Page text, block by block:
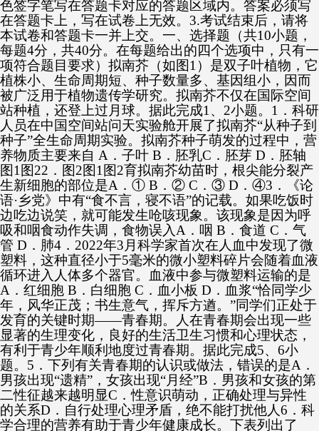
色签字笔写在答题卡对应的答题区域内。答案必须写
在答题卡上，写在试卷上无效。3.考试结束后，请将
本试卷和答题卡一并上交。一、选择题（共10小题，
每题4分，共40分。在每题给出的四个选项中，只有一
项符合题目要求）拟南芥（如图1）是双子叶植物，它
植株小、生命周期短、种子数量多、基因组小，因而
被广泛用于植物遗传学研究。拟南芥不仅在国际空间
站种植，还登上过月球。据此完成1、2小题。1．科研
人员在中国空间站问天实验舱开展了拟南芥“从种子到
种子”全生命周期实验。拟南芥种子萌发的过程中，营
养物质主要来自 A．子叶 B．胚乳C．胚芽 D．胚轴
图1图22．图2图1图2育拟南芥幼苗时，根尖能分裂产
生新细胞的部位是A．① B．② C．③ D．④3．《论
语·乡党》中有“食不言，寝不语”的记载。如果吃饭时
边吃边说笑，就可能发生呛咳现象。该现象是因为呼
吸和咽食动作失调，食物误入A．咽 B．食道 C．气
管 D．肺4．2022年3月科学家首次在人血中发现了微
塑料，这种直径小于5毫米的微小塑料碎片会随着血液
循环进入人体多个器官。血液中参与微塑料运输的是
A．红细胞 B．白细胞 C．血小板 D．血浆“恰同学少
年，风华正茂；书生意气，挥斥方遒。”同学们正处于
发育的关键时期——青春期。人在青春期会出现一些
显著的生理变化，良好的生活卫生习惯和心理状态，
有利于青少年顺利地度过青春期。据此完成5、6小
题。5．下列有关青春期的认识或做法，错误的是A．
男孩出现“遗精”，女孩出现“月经”B．男孩和女孩的第
二性征越来越明显C．性意识萌动，正确处理与异性
的关系D．自行处理心理矛盾，绝不能打扰他人6．科
学合理的营养有助于青少年健康成长。下表列出了